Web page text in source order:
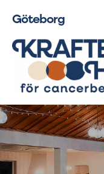
Göteborg